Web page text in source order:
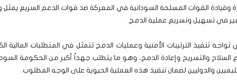
وقيادة القوات المسلحة السودانية في المعركة ضد قوات الدعم السريع يمثل
في تسهيل وتسريع عملية الدمج.
تواجه تنفيذ الترتيبات الأمنية وعمليات الدمج تتمثل في المتطلبات المالية
السلاح والتسريح وإعادة الدمج، وهو ما يتطلب جهداً أكبر من الحكومة
والدوليين لضمان تنفيذ هذه العملية الحيوية على الوجه المطلوب.